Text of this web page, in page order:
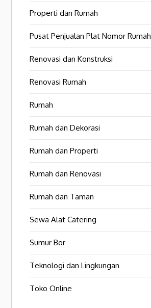
Properti dan Rumah
Pusat Penjualan Plat Nomor Rumah
Renovasi dan Konstruksi
Renovasi Rumah
Rumah
Rumah dan Dekorasi
Rumah dan Properti
Rumah dan Renovasi
Rumah dan Taman
Sewa Alat Catering
Sumur Bor
Teknologi dan Lingkungan
Toko Online